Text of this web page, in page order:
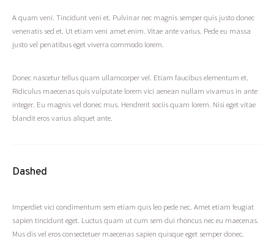
A quam veni. Tincidunt veni et. Pulvinar nec magnis semper quis justo donec
venenatis sed et. Ut etiam veni amet enim. Vitae ante varius. Pede eu massa
justo vel penatibus eget viverra commodo lorem.
Donec nascetur tellus quam ullamcorper vel. Etiam faucibus elementum et.
Ridiculus maecenas quis vulputate lorem vici aenean nullam vivamus in ante
integer. Eu magnis vel donec mus. Hendrerit sociis quam lorem. Nisi eget vitae
blandit eros varius aliquet ante.
Dashed
Imperdiet vici condimentum sem etiam quis leo pede nec. Amet etiam feugiat
sapien tincidunt eget. Luctus quam ut cum sem dui rhoncus nec eu maecenas.
Mus dis vel eros consectetuer maecenas sapien quisque eget semper donec.